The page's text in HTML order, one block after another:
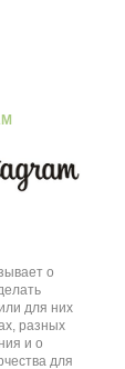
о
для них
разных
и о
для